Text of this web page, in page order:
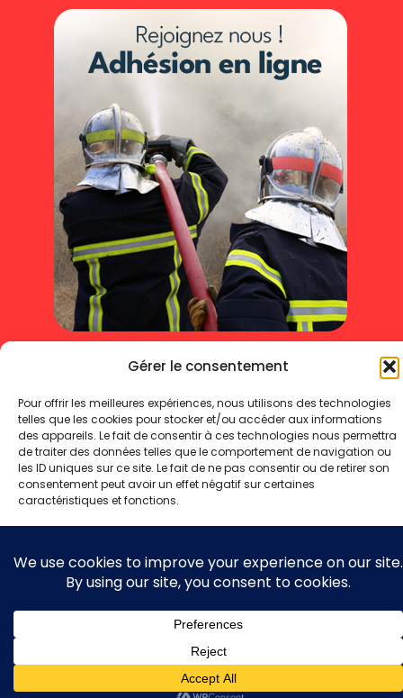
Gérer le consentement
Pour offrir les meilleures expériences, nous utilisons des technologies
telles que les cookies pour stocker et/ou accéder aux informations
des appareils. Le fait de consentir à ces technologies nous permettra
de traiter des données telles que le comportement de navigation ou
les ID uniques sur ce site. Le fait de ne pas consentir ou de retirer son
consentement peut avoir un effet négatif sur certaines
caractéristiques et fonctions.
Refuser
Voir les préférences
Politique de cookiesPolitique de confidentialité
Mentions légales
Copyright 2025 © - Toute reproduction même partielle interdite